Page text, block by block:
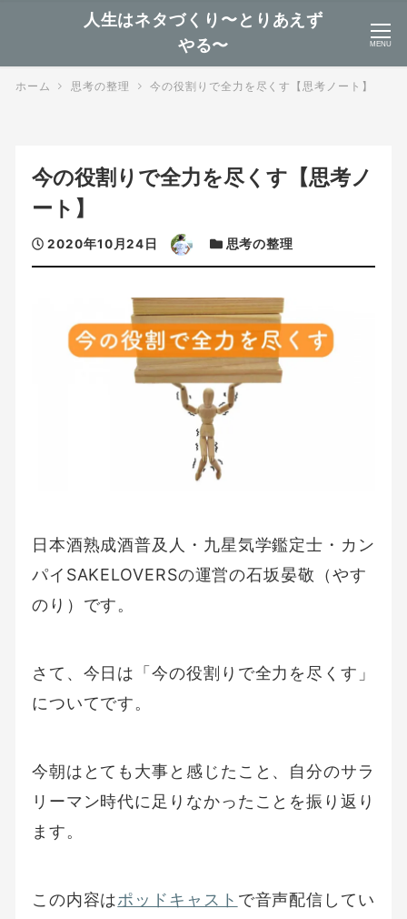
人生はネタづくり〜とりあえず
やる〜
MENU
ホーム 思考の整理 今の役割りで全力を尽くす【思考ノート】
今の役割りで全力を尽くす【思考ノ
ート】
投
稿
2020年10月24日
著
者
カ
テ
ゴ
リ
ー
思考の整理
日本酒熟成酒普及人・九星気学鑑定士・カン
パイSAKELOVERSの運営の石坂晏敬（やす
のり）です。
さて、今日は「今の役割りで全力を尽くす」
についてです。
今朝はとても大事と感じたこと、自分のサラ
リーマン時代に足りなかったことを振り返り
ます。
この内容はポッドキャスト で音声配信してい